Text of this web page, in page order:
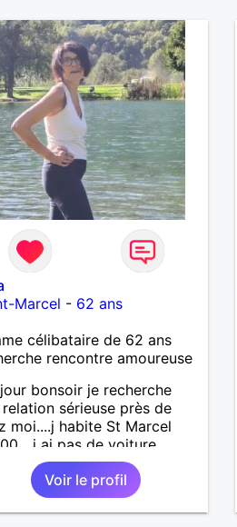
Marcel - 62 ans
célibataire de 62 ans
rencontre amoureuse
bonsoir je recherche
relation sérieuse près de
moi....j habite St Marcel
ai pas de voiture
... quelqu'un qui aurait
55 et 64 ans...sans enfants
même adultes et
aurait garder aucun
Voir le profil